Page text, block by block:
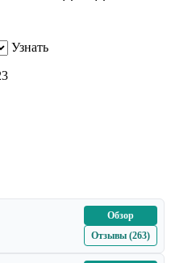
Узнать
Обзор
Отзывы (263)